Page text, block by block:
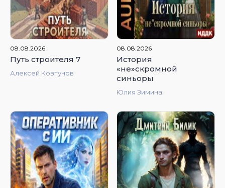
4.85
08.08.2026
Путь строителя 7
Алексей Ковтунов
4.8
08.08.2026
История
«не»скромной
синьоры
Юлия Зимина